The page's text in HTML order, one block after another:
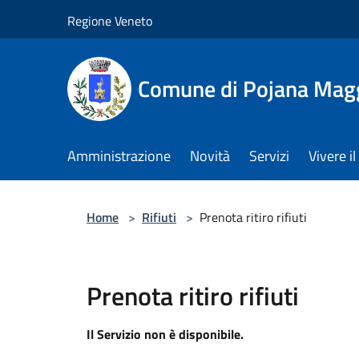
Regione Veneto
Comune di Pojana
Amministrazione Novità Servizi Vivere
Home > Rifiuti > Prenota ritiro rifiuti
Prenota ritiro rifiuti
Il Servizio non è disponibile.